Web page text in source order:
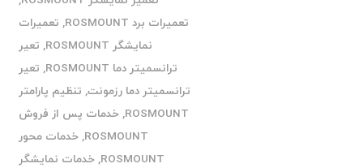
تعمیرات برد ROSMOUNT
, تعمیرات
نمایشگر ROSMOUNT
, تعیر
ترانسمیتر دما ROSMOUNT
, تعیر
ترانسمیتر دما رزمونت, تنظیم پارامتر
ROSMOUNT
,خدمات پس از فروش
ROSMOUNT
,خدمات محور
ROSMOUNT
,خدمات نمایشگر